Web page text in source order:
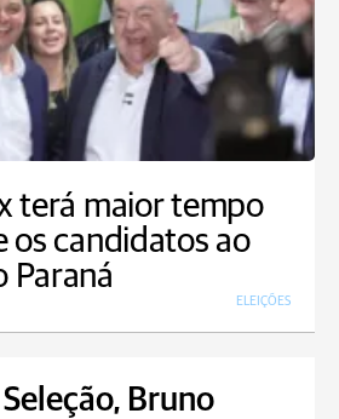
terá maior tempo
os candidatos ao
Paraná
ELEIÇÕES
Bruno